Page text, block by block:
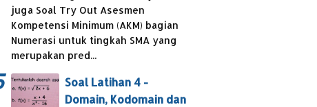
juga Soal Try Out Asesmen
Kompetensi Minimum (AKM) bagian
Numerasi untuk tingkah SMA yang
merupakan pred...
Soal Latihan 4 -
Domain, Kodomain dan